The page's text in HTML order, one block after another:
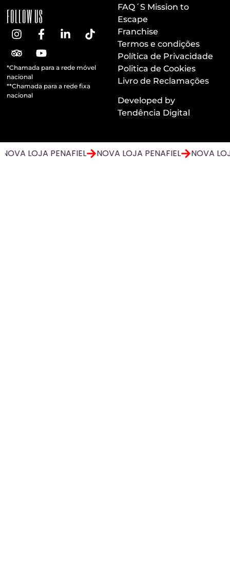
FOLLOW US
*Chamada para a rede móvel
nacional
**Chamada para a rede fixa
nacional
FAQ´S Mission to
Escape
Franchise
Termos e condições
Política de Privacidade
Politica de Cookies
Livro de Reclamações
Developed by
Tendência Digital
NOVA LOJA PENAFIEL NOVA LOJA PENAFIEL NOVA